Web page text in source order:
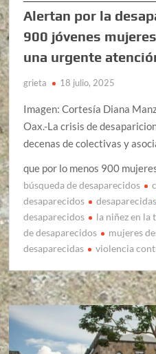
Alertan por la
900 jóvenes
una urgente
grieta 18 julio, 2025
Imagen: Cortesía Diana
Oax.-La crisis de
decenas de colectivas y
que por lo menos 900
búsqueda de desaparecidos
desaparecidos
desaparecidas
desaparecidos
la niñez en
de desaparecidos
mujeres
desaparecidas
violencia